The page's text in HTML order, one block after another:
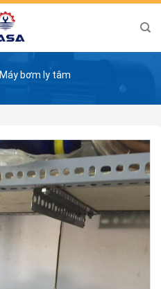
Máy bơm ly tâm